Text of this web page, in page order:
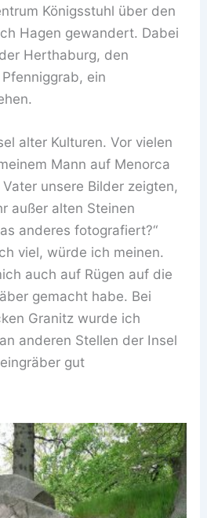
Königsstuhl über den
Hagen gewandert. Dabei
Herthaburg, den
ein
alter Kulturen. Vor vielen
Mann auf Menorca
unsere Bilder zeigten,
außer alten Steinen
anderes fotografiert?“
viel, würde ich meinen.
auch auf Rügen auf die
gemacht habe. Bei
Granitz wurde ich
anderen Stellen der Insel
gut